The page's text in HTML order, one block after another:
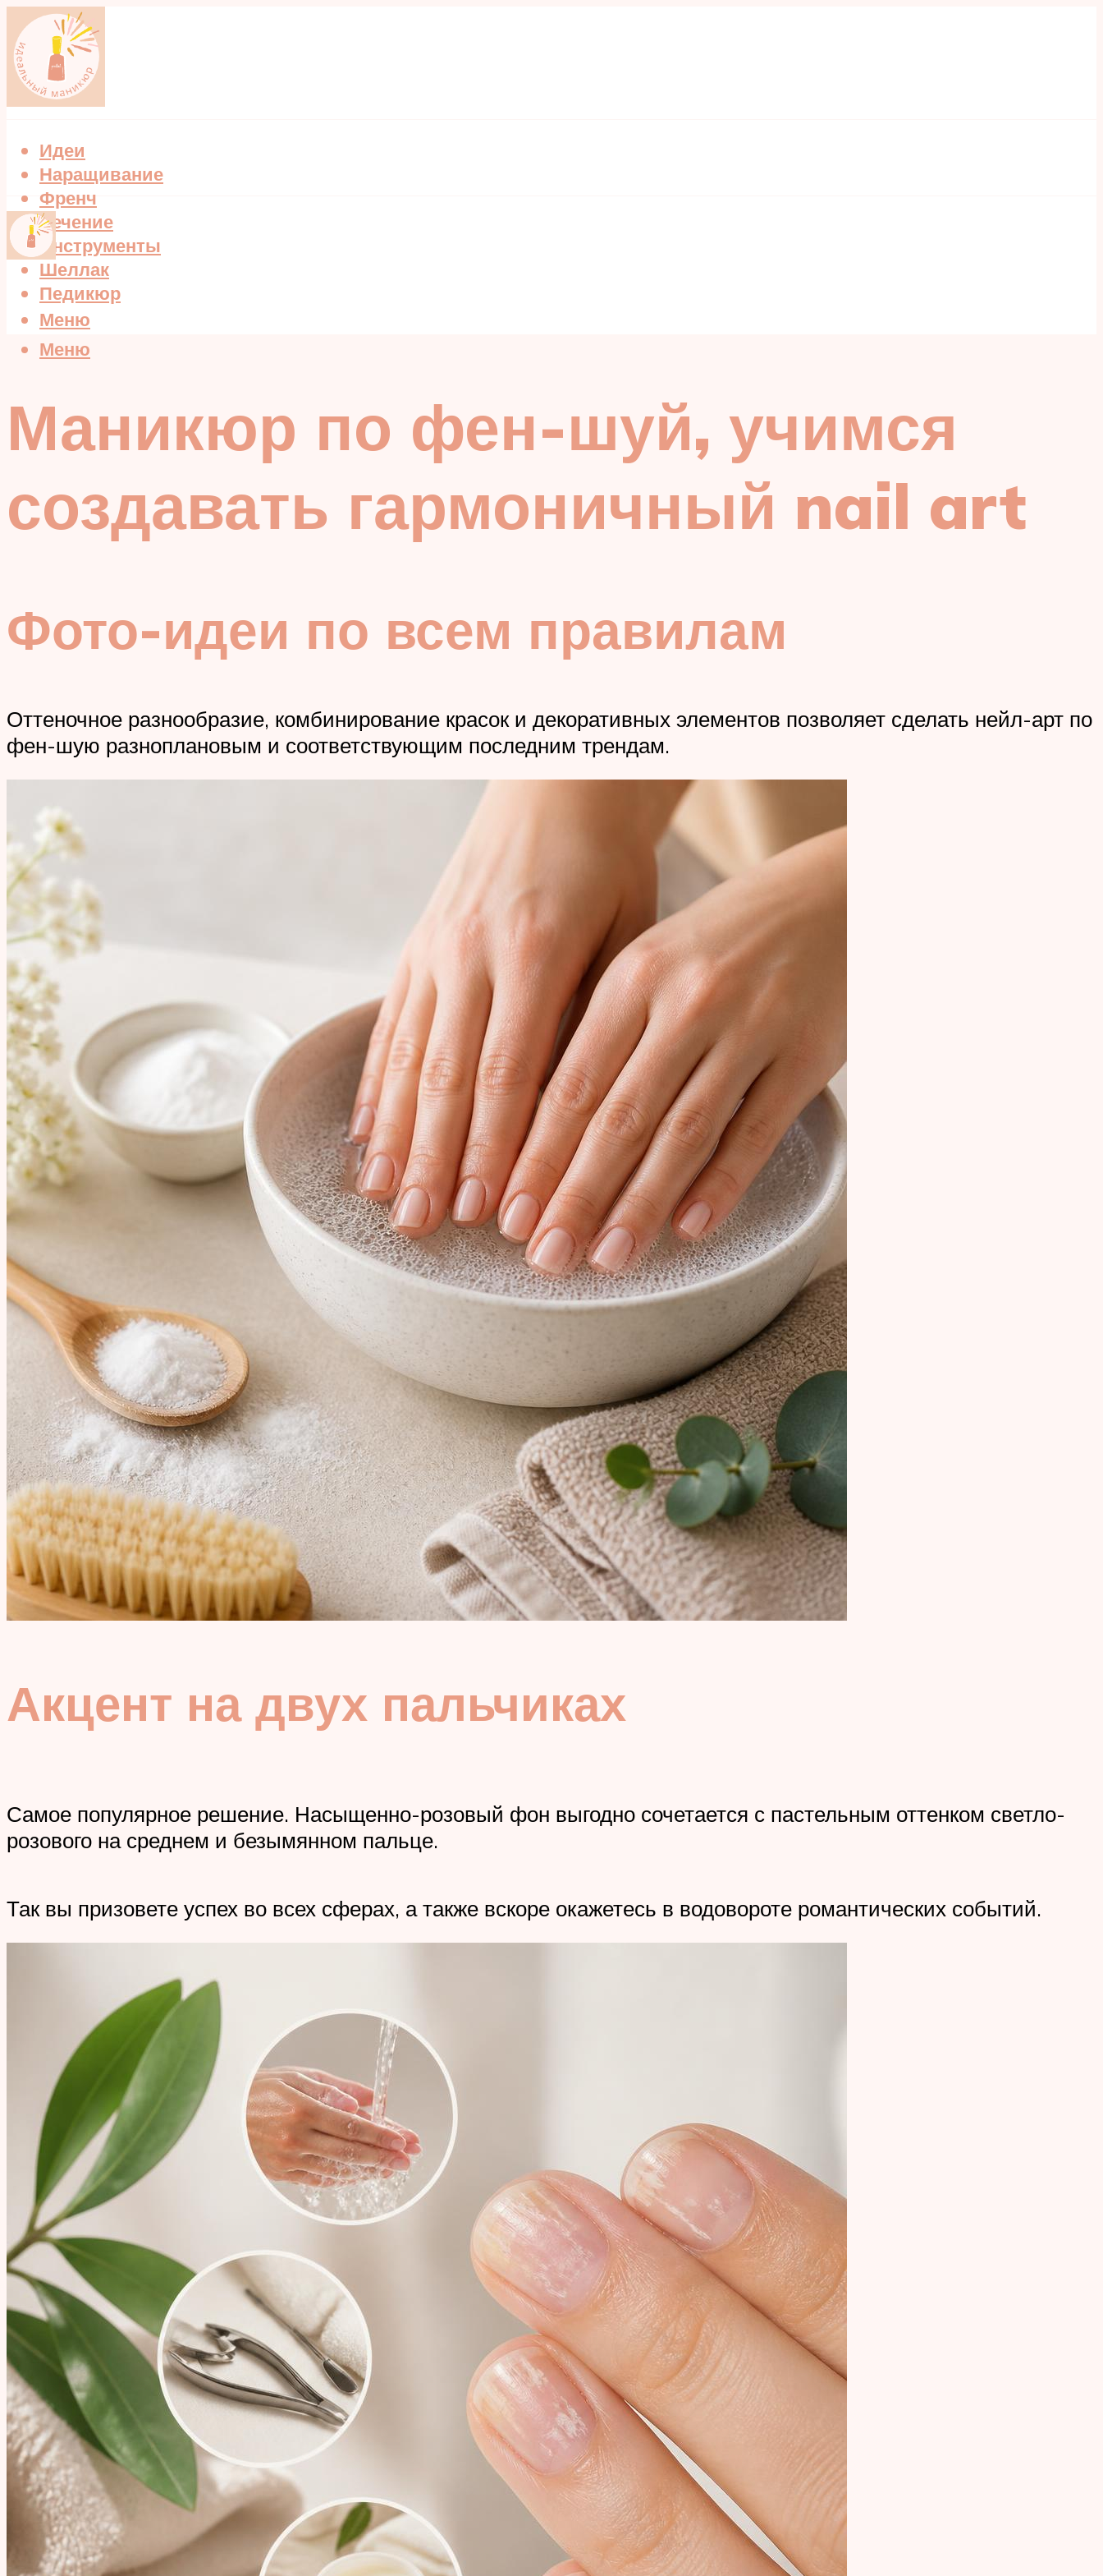
Идеи
Наращивание
Френч
Лечение
Инструменты
Шеллак
Педикюр
Меню
Меню
Маникюр по фен-шуй, учимся
создавать гармоничный nail art
Фото-идеи по всем правилам
Оттеночное разнообразие, комбинирование красок и декоративных элементов позволяет сделать нейл-арт по
фен-шую разноплановым и соответствующим последним трендам.
Акцент на двух пальчиках
Самое популярное решение. Насыщенно-розовый фон выгодно сочетается с пастельным оттенком светло-
розового на среднем и безымянном пальце.
Так вы призовете успех во всех сферах, а также вскоре окажетесь в водовороте романтических событий.